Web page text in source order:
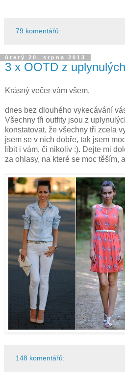
79 komentářů:
úterý 20. srpna 2013
3 x OOTD z
Krásný večer vám všem,
dnes bez dlouhého vykecávání
Všechny tři outfity jsou z
konstatovat, že všechny tři zcela
jsem se v nich dobře, tak jsem
líbit i vám, či nikoliv :). Dejte mi
za ohlasy, na které se moc těším,
148 komentářů: